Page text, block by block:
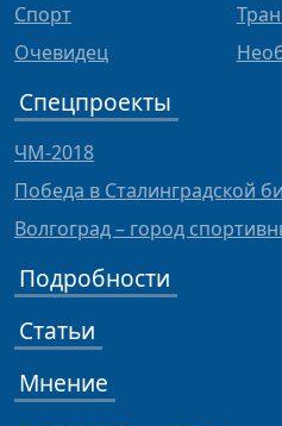
Спорт
Очевидец
Спецпроекты
ЧМ-2018
Победа в Сталинградской
Волгоград – город
Подробности
Статьи
Мнение